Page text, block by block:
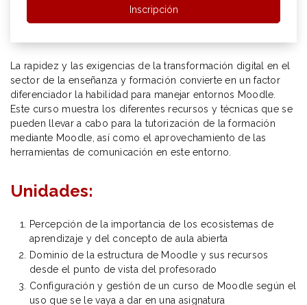
Inscripción
La rapidez y las exigencias de la transformación digital en el
sector de la enseñanza y formación convierte en un factor
diferenciador la habilidad para manejar entornos Moodle.
Este curso muestra los diferentes recursos y técnicas que se
pueden llevar a cabo para la tutorización de la formación
mediante Moodle, así como el aprovechamiento de las
herramientas de comunicación en este entorno.
Unidades:
Percepción de la importancia de los ecosistemas de
aprendizaje y del concepto de aula abierta
Dominio de la estructura de Moodle y sus recursos
desde el punto de vista del profesorado
Configuración y gestión de un curso de Moodle según el
uso que se le vaya a dar en una asignatura